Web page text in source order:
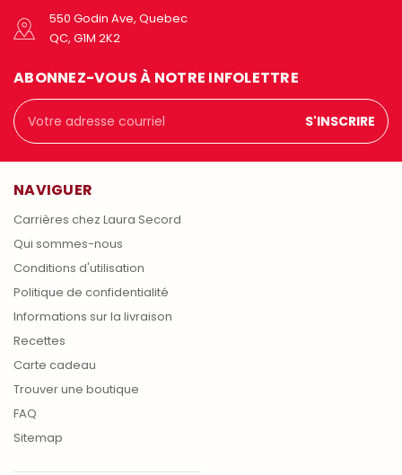
550 Godin Ave, Quebec
QC, G1M 2K2
ABONNEZ-VOUS À NOTRE INFOLETTRE
Adresse
courriel
NAVIGUER
Carrières chez Laura Secord
Qui sommes-nous
Conditions d'utilisation
Politique de confidentialité
Informations sur la livraison
Recettes
Carte cadeau
Trouver une boutique
FAQ
Sitemap